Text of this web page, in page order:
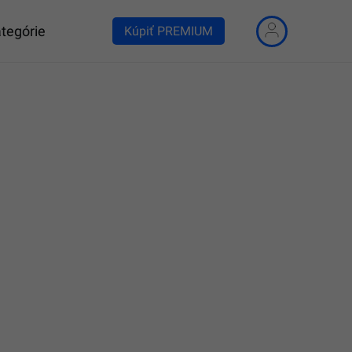
Kúpiť PREMIUM